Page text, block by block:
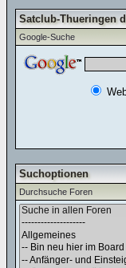
Satclub-Thueringen
Google-Suche
Suchoptionen
Durchsuche Foren